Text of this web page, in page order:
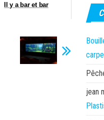
Il y a bar et bar
jean